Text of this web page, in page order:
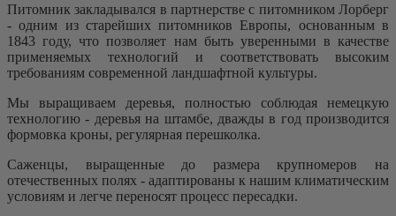
Питомник закладывался в партнерстве с питомником Лорберг
- одним из старейших питомников Европы, основанным в
1843 году, что позволяет нам быть уверенными в качестве
применяемых технологий и соответствовать высоким
требованиям современной ландшафтной культуры.
Мы выращиваем деревья, полностью соблюдая немецкую
технологию - деревья на штамбе, дважды в год производится
формовка кроны, регулярная перешколка.
Саженцы, выращенные до размера крупномеров на
отечественных полях - адаптированы к нашим климатическим
условиям и легче переносят процесс пересадки.